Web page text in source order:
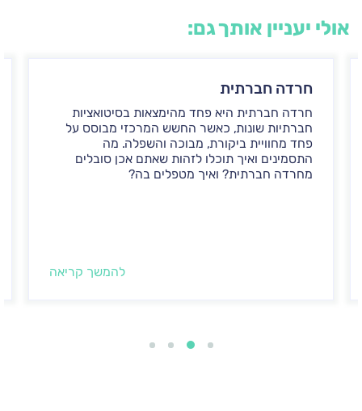
אולי יעניין אותך גם:
חרדה חברתית
חרדה חברתית היא פחד מהימצאות בסיטואציות
חברתיות שונות, כאשר החשש המרכזי מבוסס על
פחד מחוויית ביקורת, מבוכה והשפלה. מה
התסמינים ואיך תוכלו לזהות שאתם אכן סובלים
מחרדה חברתית? ואיך מטפלים בה?
להמשך קריאה